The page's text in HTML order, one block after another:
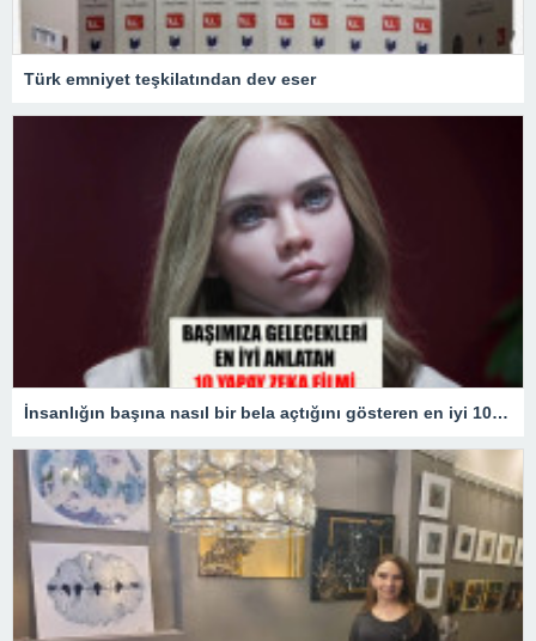
Türk emniyet teşkilatından dev eser
İnsanlığın başına nasıl bir bela açtığını gösteren en iyi 10 yapay zekâ filmi!